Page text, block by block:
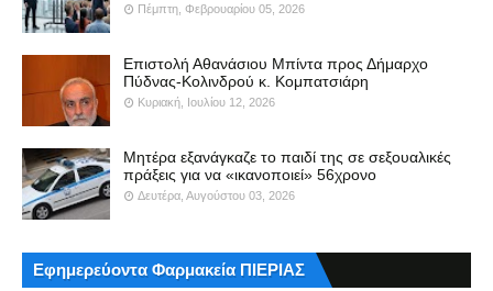
Πέμπτη, Φεβρουαρίου 05, 2026
Επιστολή Αθανάσιου Μπίντα προς Δήμαρχο
Πύδνας-Κολινδρού κ. Κομπατσιάρη
Κυριακή, Ιουλίου 12, 2026
Μητέρα εξανάγκαζε το παιδί της σε σεξουαλικές
πράξεις για να «ικανοποιεί» 56χρονο
Δευτέρα, Αυγούστου 03, 2026
Εφημερεύοντα Φαρμακεία ΠΙΕΡΙΑΣ